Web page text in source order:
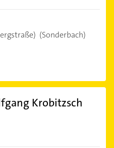
(Sonderbach)
Krobitzsch